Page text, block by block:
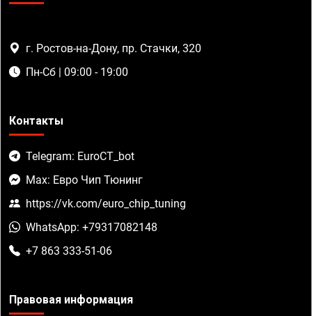
г. Ростов-на-Дону, пр. Стачки, 320
Пн-Сб | 09:00 - 19:00
Контакты
Telegram: EuroCT_bot
Max: Евро Чип Тюнинг
https://vk.com/euro_chip_tuning
WhatsApp: +79317082148
+7 863 333-51-06
Правовая информация